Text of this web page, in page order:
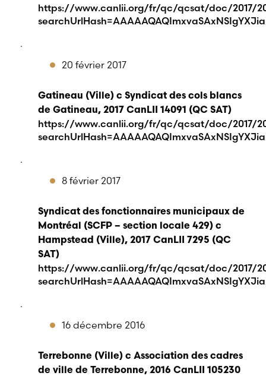
https://www.canlii.org/fr/qc/qcsat/doc/2017/
.
20 février 2017
Gatineau (Ville) c Syndicat des cols blancs
de Gatineau, 2017 CanLII 14091 (QC SAT)
https://www.canlii.org/fr/qc/qcsat/doc/2017/
.
8 février 2017
Syndicat des fonctionnaires municipaux de
Montréal (SCFP – section locale 429) c
Hampstead (Ville), 2017 CanLII 7295 (QC
SAT)
https://www.canlii.org/fr/qc/qcsat/doc/2017/
.
16 décembre 2016
Terrebonne (Ville) c Association des cadres
de ville de Terrebonne, 2016 CanLII 105230